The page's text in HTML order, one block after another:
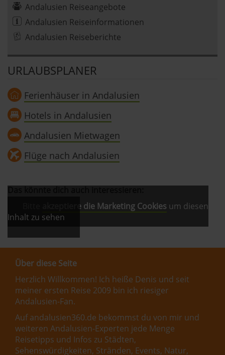
Andalusien Reiseangebote
Andalusien Reiseinformationen
Andalusien Reiseberichte
URLAUBSPLANER
Ferienhäuser in Andalusien
Hotels in Andalusien
Andalusien Mietwagen
Flüge nach Andalusien
akzeptiere die Marketing Cookies um diesen
Inhalt zu sehen
Über diese Seite
Herzlich Willkommen! Ich heiße Denis und seit
meiner ersten Reise 2009 bin ich riesiger
Andalusien-Fan.
Auf andalusien360.de bekommst du von mir und
weiteren Andalusien-Experten jede Menge
Reisetipps und Infos zu Städten,
Sehenswürdigkeiten, Stränden, Events, Natur,